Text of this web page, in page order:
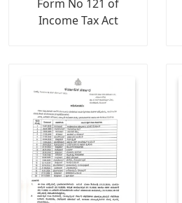
Form No 121 of
Income Tax Act